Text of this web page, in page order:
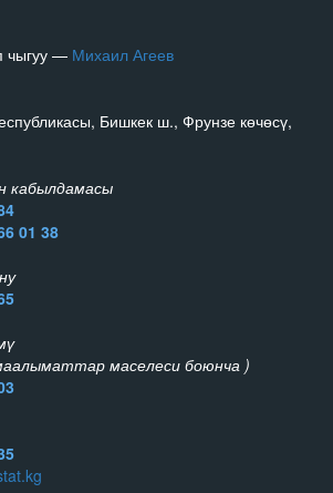
чыгуу — Михаил Агеев
Бишкек ш., Фрунзе көчөсү,
кабылдамасы
01 38
маселеси боюнча )